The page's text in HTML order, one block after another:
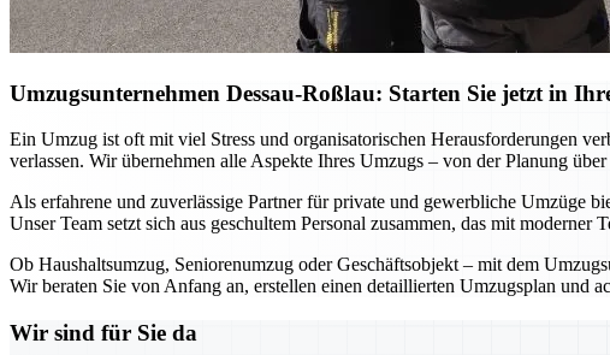
Umzugsunternehmen Dessau-Roßlau: Starten Sie jetzt in
Ein Umzug ist oft mit viel Stress und organisatorischen Herausforderungen
verlassen. Wir übernehmen alle Aspekte Ihres Umzugs – von der Planung
Als erfahrene und zuverlässige Partner für private und gewerbliche Umzüge
Unser Team setzt sich aus geschultem Personal zusammen, das mit
Ob Haushaltsumzug, Seniorenumzug oder Geschäftsobjekt – mit dem
Wir beraten Sie von Anfang an, erstellen einen detaillierten Umzugsplan und
Wir sind für Sie da